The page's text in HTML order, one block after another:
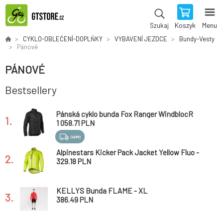
Szukaj Koszyk Menu
CYKLO-OBLEČENÍ-DOPLŇKY VYBAVENÍ JEZDCE
Bundy-Vesty
Pánové
PÁNOVÉ
Bestsellery
1.
DARMO
Pánská cyklo bunda Fox Ranger WindblocR
Fire Jacket
1 058.71 PLN
2.
Alpinestars Kicker Pack Jacket Yellow Fluo -
bunda
329.18 PLN
3.
KELLYS Bunda FLAME - XL
386.49 PLN